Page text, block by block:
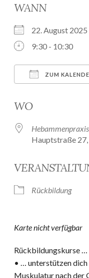
WANN
22. August 2025
9:30 - 10:30
ZUM
WO
Hauptstraße
Rückbildung
Karte nicht verfügbar
Rückbildungskurse …
• … unterstützen dich
Muskulatur nach der